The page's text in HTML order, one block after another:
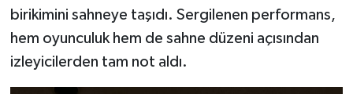
birikimini sahneye taşıdı. Sergilenen performans,
hem oyunculuk hem de sahne düzeni açısından
izleyicilerden tam not aldı.